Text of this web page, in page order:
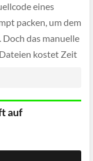
eines
packen, um dem
das manuelle
kostet Zeit
auf